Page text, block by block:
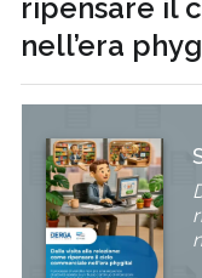
ripensare il
nell’era